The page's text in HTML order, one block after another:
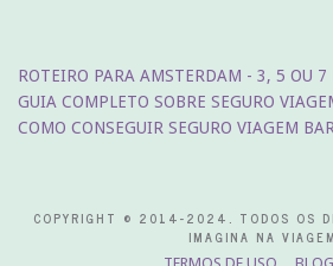
ROTEIRO PARA AMSTERDAM - 3, 5 OU 7
GUIA COMPLETO SOBRE SEGURO
COMO CONSEGUIR SEGURO VIAGEM
COPYRIGHT © 2014-2024. TODOS OS
IMAGINA NA